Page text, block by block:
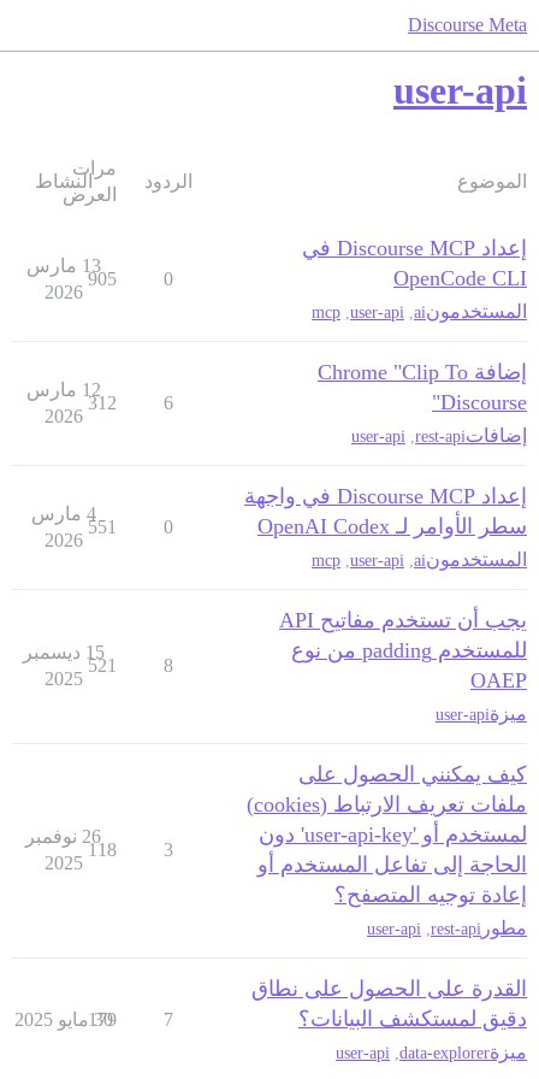
Discourse Meta
user-api
الموضوع الردود
مرات
العرض
النشاط
إعداد Discourse MCP في
OpenCode CLI
المستخدمونai
user-api
mcp
0
905
13 مارس
2026
إضافة Chrome "Clip To
Discourse"
إضافاتrest-api
user-api
6
312
12 مارس
2026
إعداد Discourse MCP في واجهة
سطر الأوامر لـ OpenAI Codex
المستخدمونai
user-api
mcp
0
551
4 مارس
2026
يجب أن تستخدم مفاتيح API
للمستخدم padding من نوع
OAEP
ميزةuser-api
8
521
15 ديسمبر
2025
كيف يمكنني الحصول على
ملفات تعريف الارتباط (cookies)
لمستخدم أو 'user-api-key' دون
الحاجة إلى تفاعل المستخدم أو
إعادة توجيه المتصفح؟
مطور rest-api
user-api
3
118
26 نوفمبر
2025
القدرة على الحصول على نطاق
دقيق لمستكشف البيانات؟
ميزةdata-explorer
user-api
7
179
30 مايو 2025